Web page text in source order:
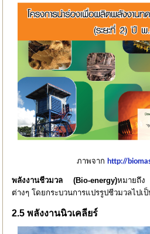
ภาพจาก http://
พลังงานชีวมวล (Bio-energy)หมายถึง
ต่างๆ โดยกระบวนการแปรรูปชีวมวลไปเ
2.5 พลังงานนิวเคลียร์